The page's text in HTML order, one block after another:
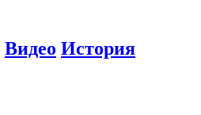
Видео История